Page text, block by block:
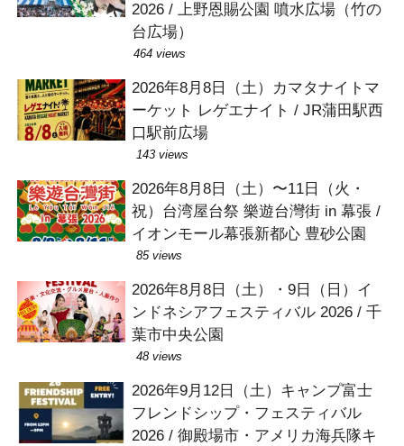
2026 / 上野恩賜公園 噴水広場（竹の
台広場）
464 views
2026年8月8日（土）カマタナイトマ
ーケット レゲエナイト / JR蒲田駅西
口駅前広場
143 views
2026年8月8日（土）〜11日（火・
祝）台湾屋台祭 樂遊台灣街 in 幕張 /
イオンモール幕張新都心 豊砂公園
85 views
2026年8月8日（土）・9日（日）イ
ンドネシアフェスティバル 2026 / 千
葉市中央公園
48 views
2026年9月12日（土）キャンプ富士
フレンドシップ・フェスティバル
2026 / 御殿場市・アメリカ海兵隊キ